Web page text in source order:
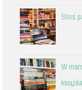
Stos
W